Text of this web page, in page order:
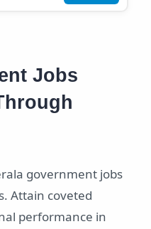
Jobs
government jobs
Attain coveted
performance in